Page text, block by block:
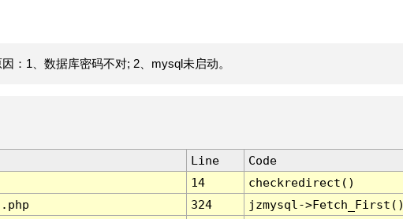
：1、数据库密码不对; 2、mysql未启动。
Line
Code
14
checkredirect()
324
jzmysql-